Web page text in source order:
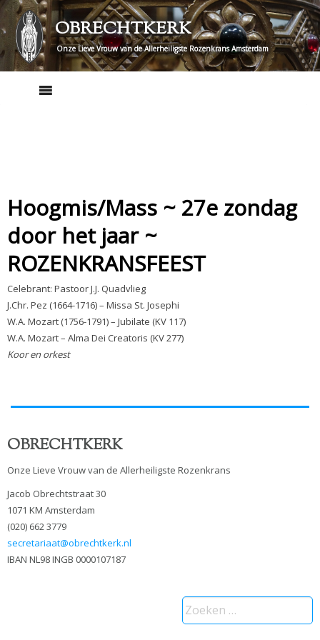
Skip
to
content
OBRECHTKERK
Onze Lieve Vrouw van de Allerheiligste Rozenkrans Amsterdam
Hoogmis/Mass ~ 27e zondag
door het jaar ~
ROZENKRANSFEEST
Celebrant: Pastoor J.J. Quadvlieg
J.Chr. Pez (1664-1716) – Missa St. Josephi
W.A. Mozart (1756-1791) – Jubilate (KV 117)
W.A. Mozart – Alma Dei Creatoris (KV 277)
Koor en orkest
OBRECHTKERK
Onze Lieve Vrouw van de Allerheiligste Rozenkrans
Jacob Obrechtstraat 30
1071 KM Amsterdam
(020) 662 3779
secretariaat@obrechtkerk.nl
IBAN NL98 INGB 0000107187
Zoeken
naar: